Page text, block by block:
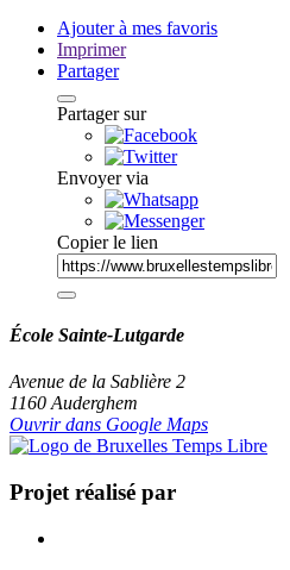
Ajouter à mes favoris
Imprimer
Partager
Partager sur
Envoyer via
Copier le lien
École Sainte-Lutgarde
Avenue de la Sablière 2
1160 Auderghem
Ouvrir dans Google Maps
Projet réalisé par